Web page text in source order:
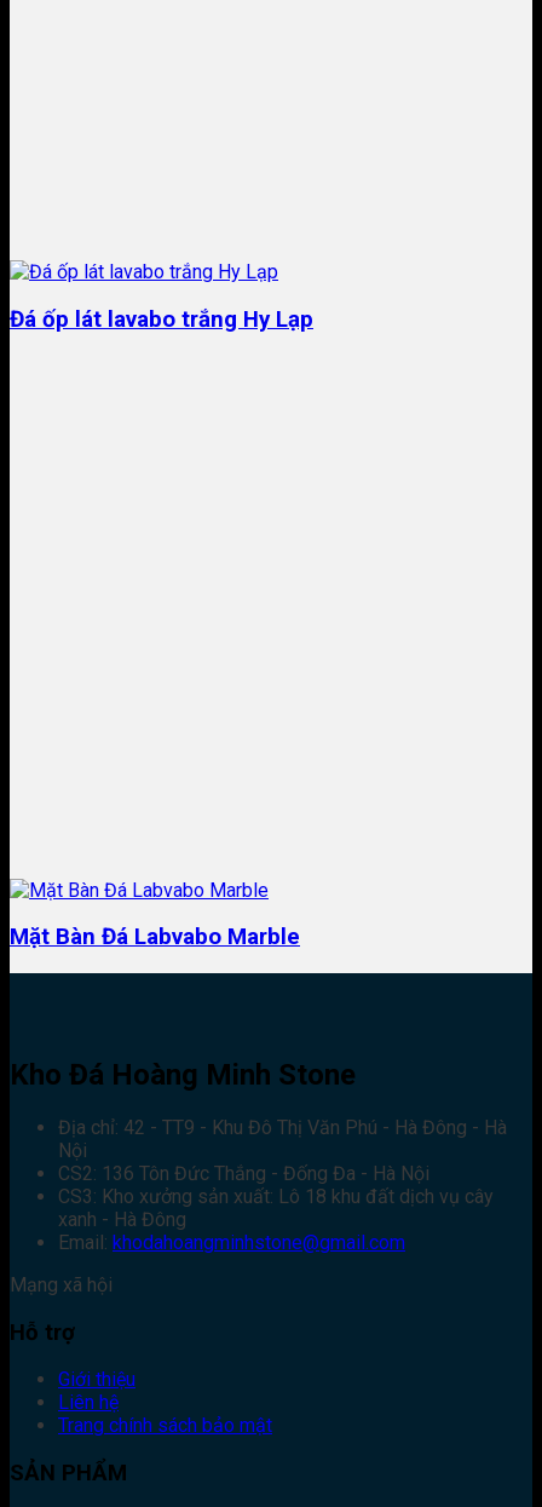
Đá ốp lát lavabo trắng Hy Lạp
Mặt Bàn Đá Labvabo Marble
Kho Đá Hoàng Minh Stone
Địa chỉ: 42 - TT9 - Khu Đô Thị Văn Phú - Hà Đông - Hà
Nội
CS2: 136 Tôn Đức Thắng - Đống Đa - Hà Nội
CS3: Kho xưởng sản xuất: Lô 18 khu đất dịch vụ cây
xanh - Hà Đông
Email: khodahoangminhstone@gmail.com
Mạng xã hội
Hỗ trợ
Giới thiệu
Liên hệ
Trang chính sách bảo mật
SẢN PHẨM